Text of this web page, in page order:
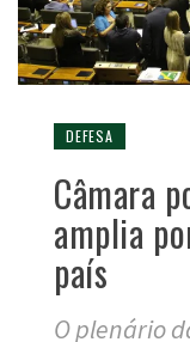
DEFESA
Câmara
amplia
país
O plenário